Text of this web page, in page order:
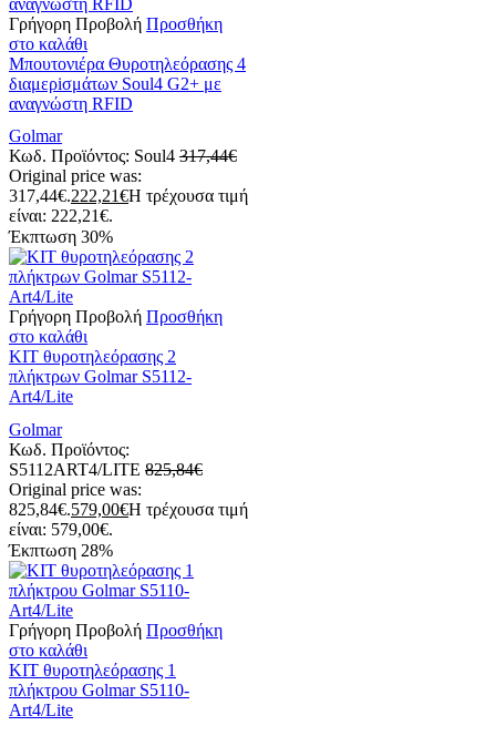
Γρήγορη Προβολή Προσθήκη
στο καλάθι
Μπουτονιέρα Θυροτηλεόρασης 4
διαμερiσμάτων Soul4 G2+ με
αναγνώστη RFID
Golmar
Κωδ. Προϊόντος: Soul4 317,44€
Original price was:
317,44€.222,21€Η τρέχουσα τιμή
είναι: 222,21€.
Έκπτωση 30%
Γρήγορη Προβολή Προσθήκη
στο καλάθι
ΚΙΤ θυροτηλεόρασης 2
πλήκτρων Golmar S5112-
Art4/Lite
Golmar
Κωδ. Προϊόντος:
S5112ART4/LITE 825,84€
Original price was:
825,84€.579,00€Η τρέχουσα τιμή
είναι: 579,00€.
Έκπτωση 28%
Γρήγορη Προβολή Προσθήκη
στο καλάθι
ΚΙΤ θυροτηλεόρασης 1
πλήκτρου Golmar S5110-
Art4/Lite